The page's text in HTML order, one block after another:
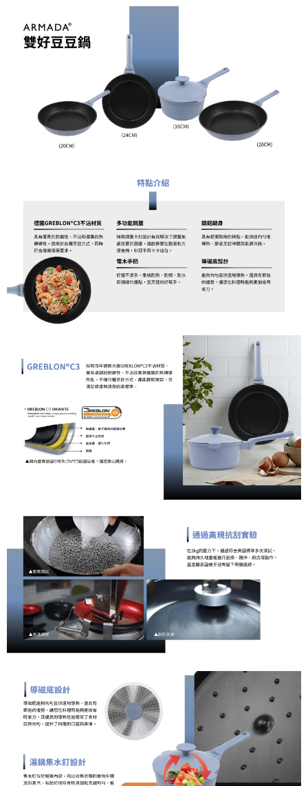
中國信託商業銀行
台灣樂天信用卡公司
AFTEE先享後付
相關說明
AFTEE先享後付是「在收到商品之後才付款」的支付方式。 讓您購物簡單
１．簡單：不需註冊會員、不需綁卡、不需儲值。
２．便利：只要手機號碼，簡訊認證，即可結帳。
３．安心：先確認商品／服務後，再付款。
【「AFTEE先享後付」結帳流程】
２．訂單成立數日內，您將收到繳費通知簡訊。
３．收到繳費通知簡訊後14天內，點擊此簡訊中的連結，可透過四大超商／
ATM／網路銀行／等多元方式進行付款，方視為交易完成。
※ 請注意：結帳手續完成當下不需立刻繳費，但若您需要取消訂單，請聯絡
購買商品的店家。未經商家同意取消之訂單仍視為有效，需透過AFTEE先享
後付繳納相關費用。
※ 交易是否成功請以「AFTEE先享後付 」之結帳頁面顯示為準，若有關於
是否繳費成功／繳費後需取消欲退款等相關疑問，請聯繫「AFTEE先享後付
客戶支援中心」https://netprotections.freshdesk.com/support/home
【注意事項】
１．透過由恩沛科技股份有限公司提供之「AFTEE先享後付」服務完成之交
易，需依本服務之必要範圍內提供個人資料，並將交易相關給付款項請求債
２．關於個人資料處理事宜，請瀏覽以下網址：
https://aftee.tw/terms/#terms3
３．未成年的使用者請事先徵得法定代理人或監護人之同意方可使用
「AFTEE先享後付」，若未經同意申辦者引起之損失，本公司不負相關責
任。
４．使用「AFTEE先享後付」時，將依據個別帳號之用戶狀況，依本公司即
時審查核予不同之上限額度；若仍有額度不足之情形，本公司將視審查結果
請求用戶進行身份認證。
５．嚴禁一人註冊多個帳號或使用他人資訊註冊。若發現惡意使用之情形，
恩沛科技股份有限公司將有權停止該用戶之使用額度並採取法律行動。
運送方式
新竹貨運
每筆NT$150，滿NT$4,000(含以上)免運費